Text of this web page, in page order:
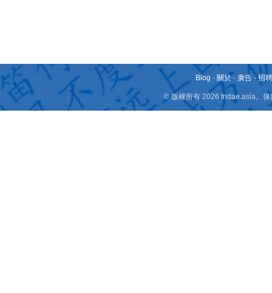
Blog - 關於 - 廣告 -招
© 版權所有 2026 fridae.asia。